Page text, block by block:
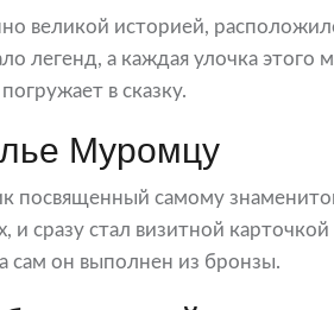
великой историей,
легенд, а каждая улочка этого
в сказку.
Муромцу
посвященный самому
и сразу стал визитной
сам он выполнен из бронзы.